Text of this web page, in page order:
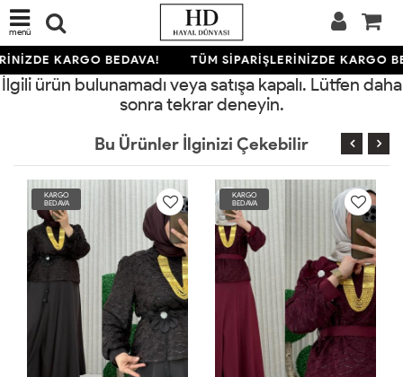
menü
KARGO BEDAVA! TÜM SİPARİŞLERİNİZDE KARGO
İlgili ürün bulunamadı veya satışa kapalı. Lütfen daha
sonra tekrar deneyin.
Bu Ürünler İlginizi Çekebilir
KARGO
BEDAVA
KARGO
BEDAVA